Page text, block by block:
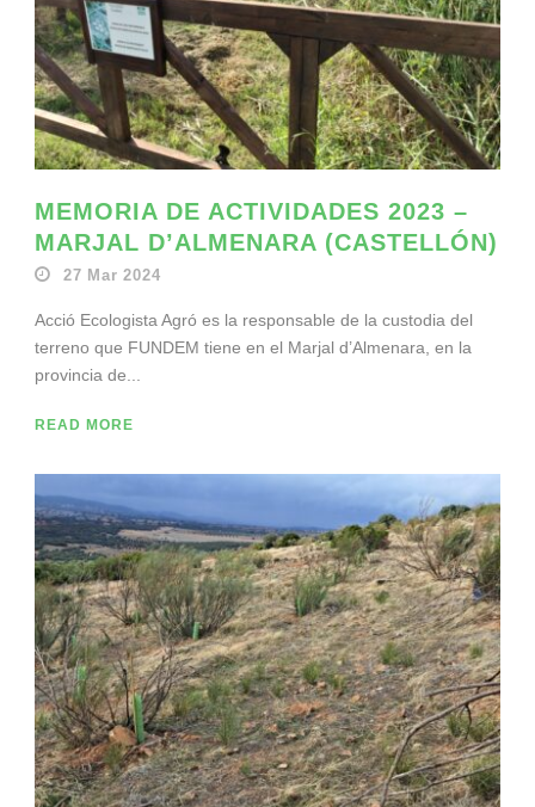
MEMORIA DE ACTIVIDADES 2023 –
MARJAL D’ALMENARA (CASTELLÓN)
27 Mar 2024
Acció Ecologista Agró es la responsable de la custodia del
terreno que FUNDEM tiene en el Marjal d’Almenara, en la
provincia de...
READ MORE